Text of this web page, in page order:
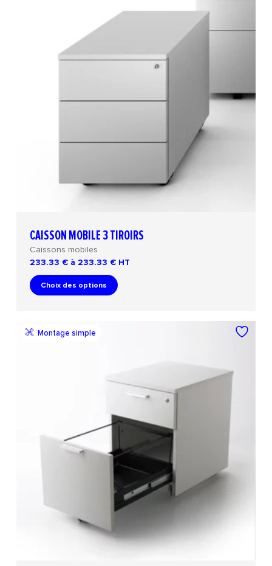
CAISSON MOBILE 3 TIROIRS
Caissons mobiles
233.33 € à 233.33 € HT
Choix des options
Montage simple